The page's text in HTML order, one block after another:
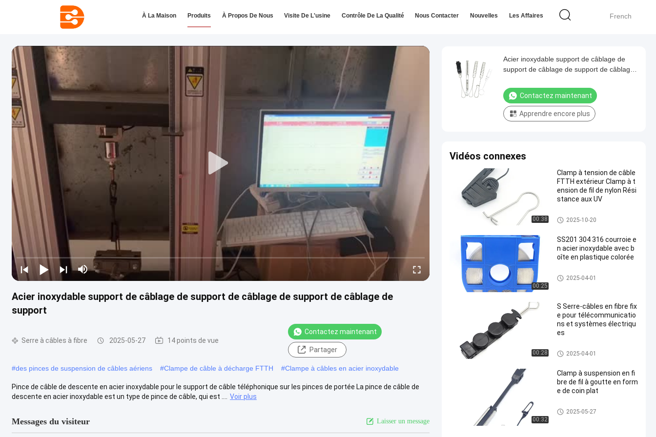
French
À La Maison Produits À Propos De Nous Visite De L'usine Contrôle De La Qualité Nous Contacter Nouvelles Les Affaires
Acier inoxydable support de câblage de support de câblage de support de câblage de
support
Serre à câbles à fibre 2025-05-27 14 points de vue
Contactez maintenant
Partager
#des pinces de suspension de câbles aériens #Clampe de câble à décharge FTTH #Clampe à câbles en acier inoxydable
Pince de câble de descente en acier inoxydable pour le support de câble téléphonique sur les pinces de portée La pince de câble de
descente en acier inoxydable est un type de pince de câble, qui est ....
Voir plus
Messages du visiteur Laisser un message
Acier inoxydable support de câblage de
support de câblage de support de câblage
Contactez maintenant
Apprendre encore plus
Vidéos connexes
00:38
Clamp à tension de câble
FTTH extérieur Clamp à t
ension de fil de nylon Rési
stance aux UV
Serre à câbles à fibre
2025-10-20
00:25
SS201 304 316 courroie e
n acier inoxydable avec b
oîte en plastique colorée
Serre à câbles à fibre
2025-04-01
00:28
S Serre-câbles en fibre fix
e pour télécommunicatio
ns et systèmes électriqu
es
Serre à câbles à fibre
2025-04-01
00:32
Clamp à suspension en fi
bre de fil à goutte en form
e de coin plat
Serre à câbles à fibre
2025-05-27